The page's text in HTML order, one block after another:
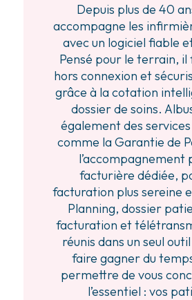
Depuis plus de 40
accompagne les
avec un logiciel fiable
Pensé pour le terrain, il
hors connexion et
grâce à la cotation
dossier de soins.
également des
comme la Garantie de
l’accompagnement
facturière dédiée,
facturation plus sereine
Planning, dossier
facturation et
réunis dans un seul
faire gagner du
permettre de vous
l’essentiel : vos